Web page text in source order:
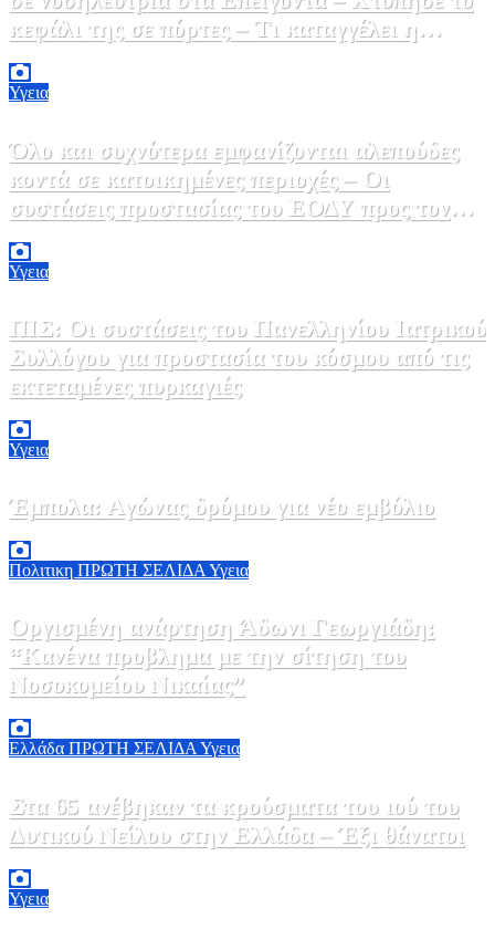
κεφάλι της σε πόρτες – Τι καταγγέλει η
ΠΟΕΔΗΝ
Υγεια
Όλο και συχνότερα εμφανίζονται αλεπούδες
κοντά σε κατοικημένες περιοχές – Οι
συστάσεις προστασίας του ΕΟΔΥ προς τον
κόσμο
Υγεια
ΠΙΣ: Οι συστάσεις του Πανελληνίου Ιατρικού
Συλλόγου για προστασία του κόσμου από τις
εκτεταμένες πυρκαγιές
Υγεια
Έμπολα: Αγώνας δρόμου για νέο εμβόλιο
Πολιτικη ΠΡΩΤΗ ΣΕΛΙΔΑ Υγεια
Οργισμένη ανάρτηση Άδωνι Γεωργιάδη:
“Κανένα προβλημα με την σίτηση του
Νοσοκομείου Νικαίας”
Ελλάδα ΠΡΩΤΗ ΣΕΛΙΔΑΥγεια
Στα 65 ανέβηκαν τα κρούσματα του ιού του
Δυτικού Νείλου στην Ελλάδα – Έξι θάνατοι
Υγεια